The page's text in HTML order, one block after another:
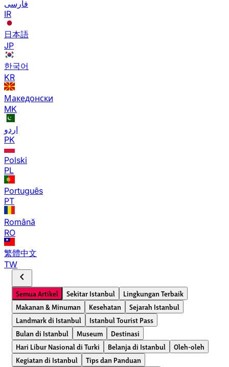
فارسی
IR
日本語
JP
한국어
KR
Македонски
MK
اردو
PK
Polski
PL
Português
PT
Română
RO
繁體中文
TW
chevron_left
Semua Artikel Sekitar Istanbul
Lingkungan Terbaik
Makanan & Minuman
Kesehatan
Sejarah Istanbul
Landmark di Istanbul
Istanbul Tourist Pass
Bulan di Istanbul
Museum
Destinasi
Hari Libur Nasional di Turki
Belanja di Istanbul
Oleh-oleh
Kegiatan di Istanbul
Tips dan Panduan